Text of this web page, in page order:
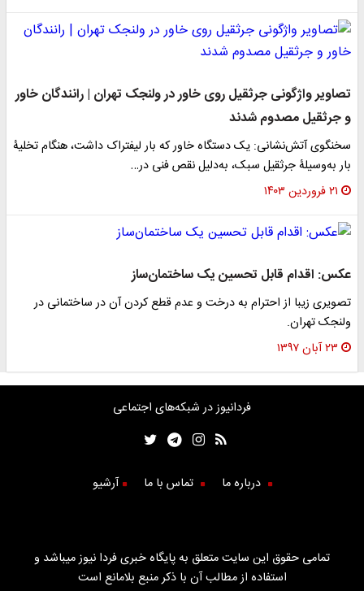
تصاویر واژگونی جرثقیل روی خاور در ولنجک تهران | رانندگان خاور
و جرثقیل مصدوم شدند
سخنگوی آتش‌نشانی: یک دستگاه خاور که بار لیفتراک داشت، هنگام تخلیۀ
بار به‌وسیلۀ جرثقیل سبک، به‌دلیل نقص فنی در…
۲۱ فروردین ۱۴۰۳
عکس: اقدام قابل تحسین یک ساختمان‌ساز
تصویری زیبا از احترام به درخت و عدم قطع کردن آن در ساختمانی در
ولنجک تهران.
۲۳ آبان ۱۳۹۷
فردانیوز در شبکه‌های اجتماعی
درباره ما تماس با ما آرشیو
تمامی حقوق این سایت متعلق به پایگاه خبری فردا نیوز میباشد و
استفاده از مطالب آن با ذکر منبع بلامانع است